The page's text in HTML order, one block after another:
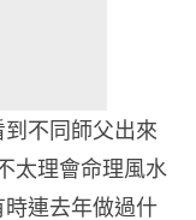
不同師父出來
太理會命理風水
連去年做過什